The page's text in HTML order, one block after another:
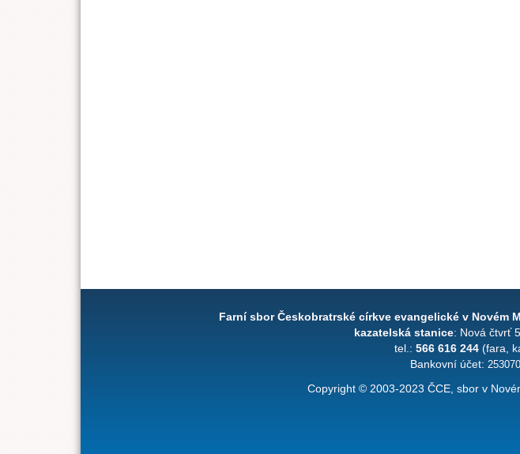
Farní sbor Českobratrské církve evangelické v Novém
kazatelská stanice: Nová čtvrť
tel.: 566 616 244(fara,
Bankovní účet:
Copyright © 2003-2023 ČCE, sbor v